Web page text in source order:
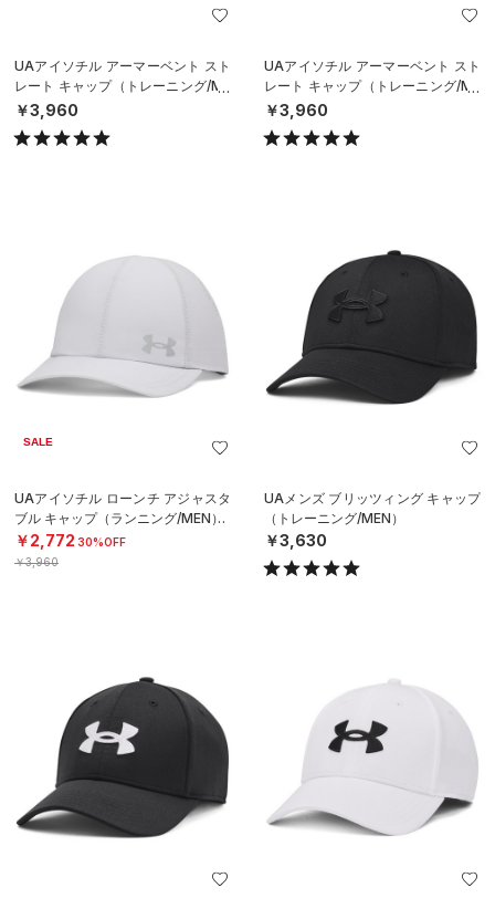
UAアイソチル アーマーベント スト
レート キャップ（トレーニング/ME
N）
￥3,960
UAアイソチル アーマーベント スト
レート キャップ（トレーニング/ME
N）
￥3,960
SALE
UAアイソチル ローンチ アジャスタ
ブル キャップ（ランニング/MEN）
￥2,772 30%OFF
￥3,960
UAメンズ ブリッツィング キャップ
（トレーニング/MEN）
￥3,630